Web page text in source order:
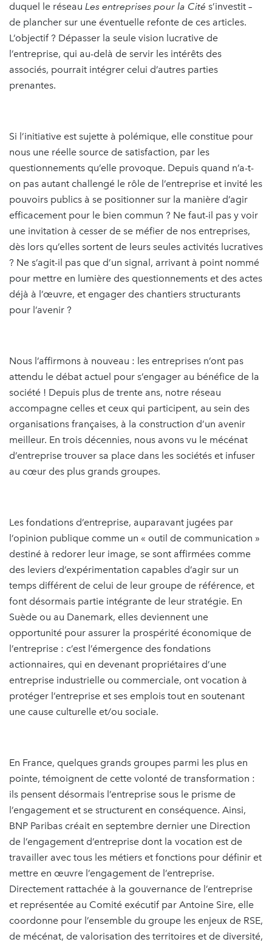
duquel le réseau Les entreprises pour la Cité s’investit –
de plancher sur une éventuelle refonte de ces articles.
L’objectif ? Dépasser la seule vision lucrative de
l’entreprise, qui au-delà de servir les intérêts des
associés, pourrait intégrer celui d’autres parties
prenantes.
Si l’initiative est sujette à polémique, elle constitue pour
nous une réelle source de satisfaction, par les
questionnements qu’elle provoque. Depuis quand n’a-t-
on pas autant challengé le rôle de l’entreprise et invité les
pouvoirs publics à se positionner sur la manière d’agir
efficacement pour le bien commun ? Ne faut-il pas y voir
une invitation à cesser de se méfier de nos entreprises,
dès lors qu’elles sortent de leurs seules activités lucratives
? Ne s’agit-il pas que d’un signal, arrivant à point nommé
pour mettre en lumière des questionnements et des actes
déjà à l’œuvre, et engager des chantiers structurants
pour l’avenir ?
Nous l’affirmons à nouveau : les entreprises n’ont pas
attendu le débat actuel pour s’engager au bénéfice de la
société ! Depuis plus de trente ans, notre réseau
accompagne celles et ceux qui participent, au sein des
organisations françaises, à la construction d’un avenir
meilleur. En trois décennies, nous avons vu le mécénat
d’entreprise trouver sa place dans les sociétés et infuser
au cœur des plus grands groupes.
Les fondations d’entreprise, auparavant jugées par
l’opinion publique comme un « outil de communication »
destiné à redorer leur image, se sont affirmées comme
des leviers d’expérimentation capables d’agir sur un
temps différent de celui de leur groupe de référence, et
font désormais partie intégrante de leur stratégie. En
Suède ou au Danemark, elles deviennent une
opportunité pour assurer la prospérité économique de
l’entreprise : c’est l’émergence des fondations
actionnaires, qui en devenant propriétaires d’une
entreprise industrielle ou commerciale, ont vocation à
protéger l’entreprise et ses emplois tout en soutenant
une cause culturelle et/ou sociale.
En France, quelques grands groupes parmi les plus en
pointe, témoignent de cette volonté de transformation :
ils pensent désormais l’entreprise sous le prisme de
l’engagement et se structurent en conséquence. Ainsi,
BNP Paribas créait en septembre dernier une Direction
de l’engagement d’entreprise dont la vocation est de
travailler avec tous les métiers et fonctions pour définir et
mettre en œuvre l’engagement de l’entreprise.
Directement rattachée à la gouvernance de l’entreprise
et représentée au Comité exécutif par Antoine Sire, elle
coordonne pour l’ensemble du groupe les enjeux de RSE,
de mécénat, de valorisation des territoires et de diversité,